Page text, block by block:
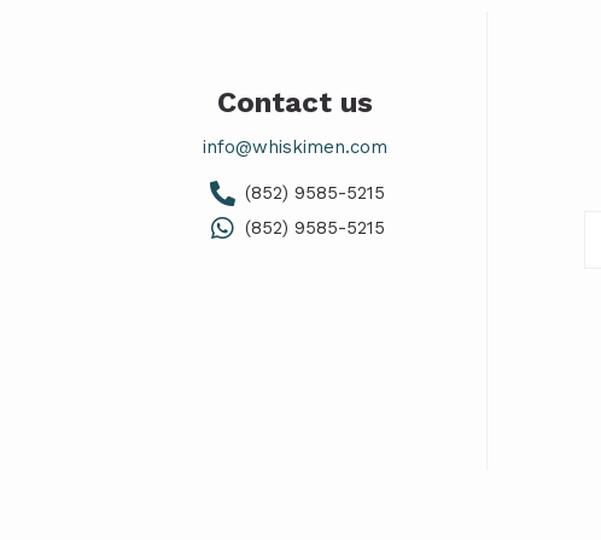
Contact us
info@whiskimen.com
(852) 9585-5215
(852) 9585-5215